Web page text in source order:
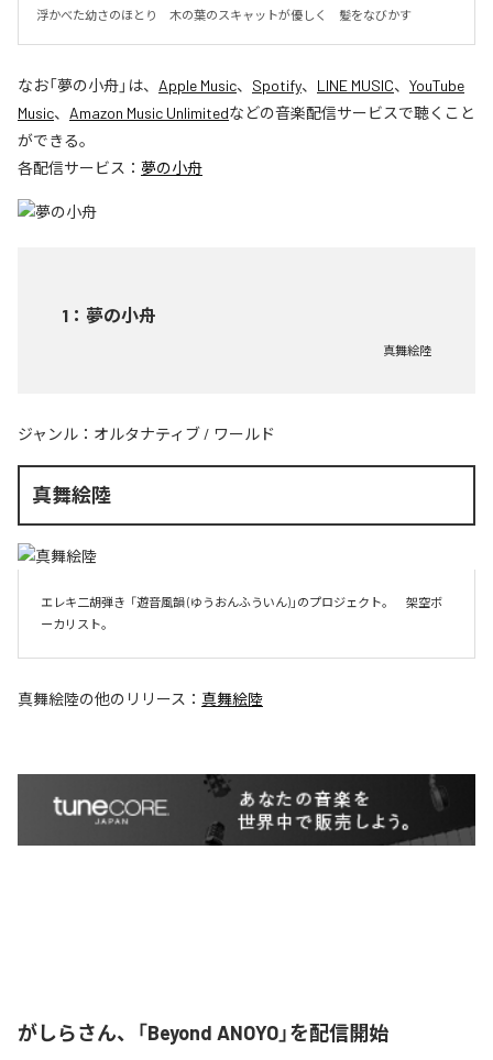
浮かべた幼さのほとり　木の葉のスキャットが優しく　髪をなびかす
なお「夢の小舟」は、 Apple Music、 Spotify、 LINE MUSIC、 YouTube
Music、 Amazon Music Unlimitedなどの音楽配信サービスで聴くこと
ができる。
各配信サービス： 夢の小舟
1 ： 夢の小舟
真舞絵陸
ジャンル： オルタナティブ / ワールド
真舞絵陸
エレキ二胡弾き  「遊音風韻 (ゆうおんふういん)」のプロジェクト。　架空ボ
ーカリスト。
真舞絵陸の他のリリース： 真舞絵陸
がしらさん、「Beyond ANOYO」を配信開始